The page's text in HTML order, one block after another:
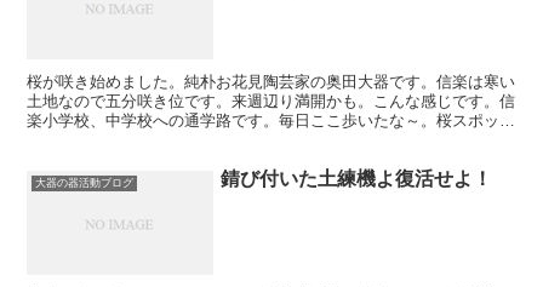
桜が咲き始めました。純朴お花見陶芸家の奥田大器です。信楽は寒い
土地なので五分咲き位です。来週辺り満開かも。こんな感じです。信
楽小学校、中学校への通学路です。毎日ここ歩いたな～。桜スポット
大器の器活動ブログ 錆び付いた土練機よ復活せよ！